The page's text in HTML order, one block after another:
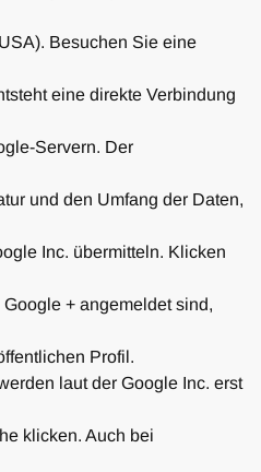
Besuchen Sie eine
eine direkte Verbindung
Servern. Der
und den Umfang der Daten,
Inc. übermitteln. Klicken
Google + angemeldet sind,
Profil.
laut der Google Inc. erst
klicken. Auch bei